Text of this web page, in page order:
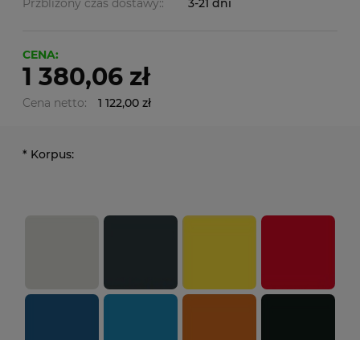
Przbliżony czas dostawy::
3-21 dni
CENA:
1 380,06 zł
Cena netto: 1 122,00 zł
* Korpus: